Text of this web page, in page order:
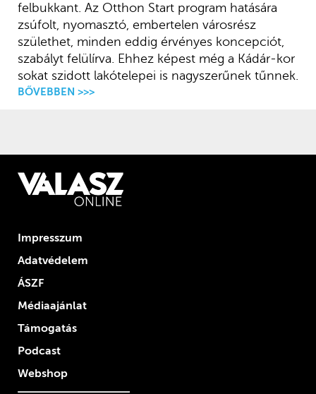
felbukkant. Az Otthon Start program hatására
zsúfolt, nyomasztó, embertelen városrész
születhet, minden eddig érvényes koncepciót,
szabályt felülírva. Ehhez képest még a Kádár-kor
sokat szidott lakótelepei is nagyszerűnek tűnnek.
BŐVEBBEN >>>
Impresszum
Adatvédelem
ÁSZF
Médiaajánlat
Támogatás
Podcast
Webshop